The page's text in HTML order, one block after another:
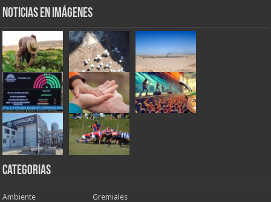
Noticias en Imágenes
Categorias
Ambiente Gremiales